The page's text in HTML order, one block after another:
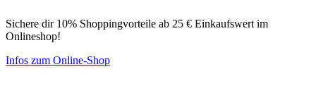
Sichere dir 10% Shoppingvorteile ab 25 € Einkaufswert im
Onlineshop!
Infos zum Online-Shop